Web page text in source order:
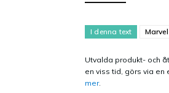
I denna text Marvel
Utvalda produkt- och
en viss tid, görs via
mer.